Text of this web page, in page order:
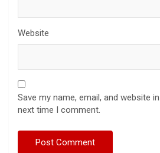
Website
Save my name, email, and website
next time I comment.